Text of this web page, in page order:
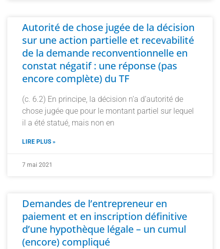
Autorité de chose jugée de la décision
sur une action partielle et recevabilité
de la demande reconventionnelle en
constat négatif : une réponse (pas
encore complète) du TF
(c. 6.2) En principe, la décision n’a d’autorité de
chose jugée que pour le montant partiel sur lequel
il a été statué, mais non en
LIRE PLUS »
7 mai 2021
Demandes de l’entrepreneur en
paiement et en inscription définitive
d’une hypothèque légale – un cumul
(encore) compliqué